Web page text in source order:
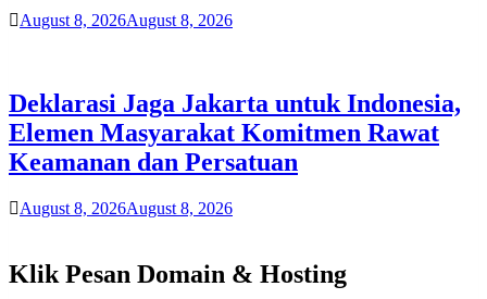
August 8, 2026August 8, 2026
Deklarasi Jaga Jakarta untuk Indonesia,
Elemen Masyarakat Komitmen Rawat
Keamanan dan Persatuan
August 8, 2026August 8, 2026
Klik Pesan Domain & Hosting